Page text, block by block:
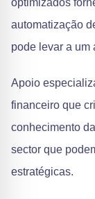
optimizados
automatização
pode levar a um
Apoio
financeiro que
conhecimento
sector que
estratégicas.